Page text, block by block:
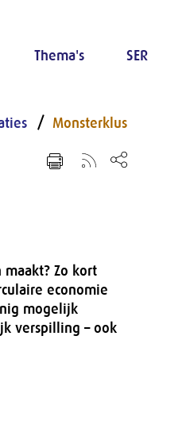
Thema's SER
Monsterklus
Zo kort
economie
mogelijk
verspilling – ook